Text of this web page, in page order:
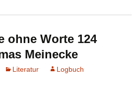
ohne Worte 124
Meinecke
Literatur
Logbuch